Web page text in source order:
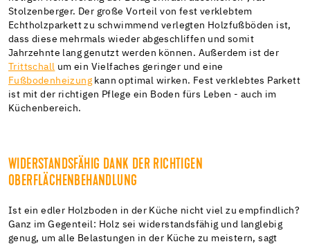
Stolzenberger. Der große Vorteil von fest verklebtem
Echtholzparkett zu schwimmend verlegten Holzfußböden ist,
dass diese mehrmals wieder abgeschliffen und somit
Jahrzehnte lang genutzt werden können. Außerdem ist der
Trittschall
um ein Vielfaches geringer und eine
Fußbodenheizung kann optimal wirken. Fest verklebtes Parkett
ist mit der richtigen Pflege ein Boden fürs Leben - auch im
Küchenbereich.
WIDERSTANDSFÄHIG DANK DER RICHTIGEN
OBERFLÄCHENBEHANDLUNG
Ist ein edler Holzboden in der Küche nicht viel zu empfindlich?
Ganz im Gegenteil: Holz sei widerstandsfähig und langlebig
genug, um alle Belastungen in der Küche zu meistern, sagt